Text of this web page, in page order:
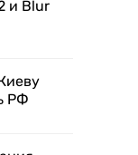
и Blur
РФ